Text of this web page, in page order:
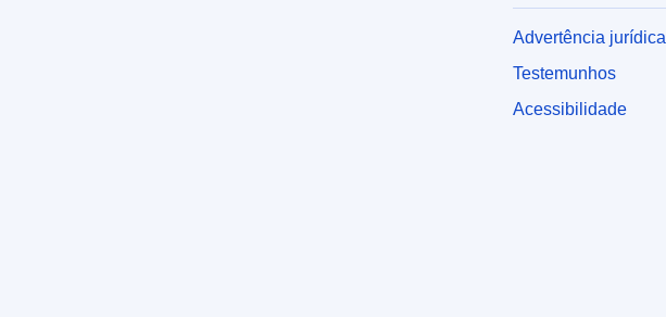
Advertência jurídica
Testemunhos
Acessibilidade